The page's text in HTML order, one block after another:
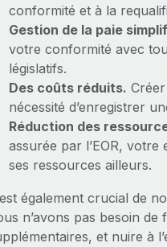
conformité et à la
Gestion de la paie
votre conformité avec
législatifs.
Des coûts réduits.
nécessité d’enregistrer
Réduction des
assurée par l’EOR,
ses ressources ailleurs.
également crucial de
n’avons pas besoin
et nuire à